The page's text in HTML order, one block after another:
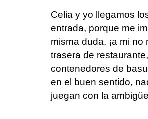
Celia y yo llegamos
entrada, porque me
misma duda, ¡a mi
trasera de
contenedores de
en el buen sentido,
juegan con la